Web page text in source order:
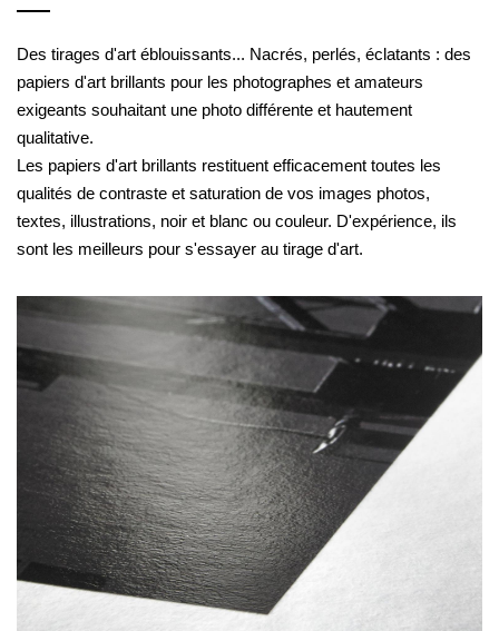
Des tirages d'art éblouissants... Nacrés, perlés, éclatants : des
papiers d'art brillants pour les photographes et amateurs
exigeants souhaitant une photo différente et hautement
qualitative.
Les papiers d'art brillants restituent efficacement toutes les
qualités de contraste et saturation de vos images photos,
textes, illustrations, noir et blanc ou couleur. D'expérience, ils
sont les meilleurs pour s'essayer au tirage d'art.